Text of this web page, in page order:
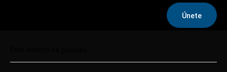
Únete